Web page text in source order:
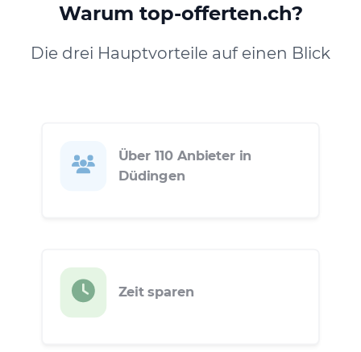
Warum top-offerten.ch?
Die drei Hauptvorteile auf einen Blick
Über 110 Anbieter in
Düdingen
Zeit sparen